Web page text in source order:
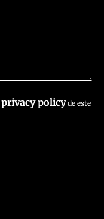
privacy policyde este